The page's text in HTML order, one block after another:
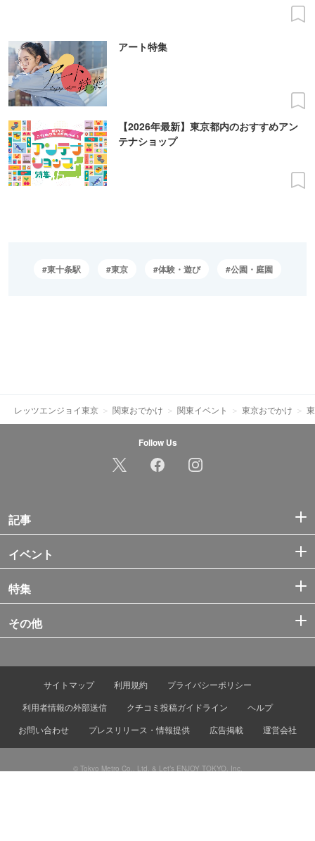
アート特集
【2026年最新】東京都内のおすすめアン
テナショップ
東十条駅 東京 体験・遊び 公園・庭園
レッツエンジョイ東京 関東おでかけ 関東イベント 東京おでかけ
Follow Us
記事
イベント
特集
その他
サイトマップ 利用規約
プライバシーポリシー
利用者情報の外部送信
クチコミ投稿ガイドライン
ヘルプ
お問い合わせ
プレスリリース・情報提供 広告掲載 運営会社
© Tokyo Metro Co., Ltd. & Let’s ENJOY TOKYO, Inc.